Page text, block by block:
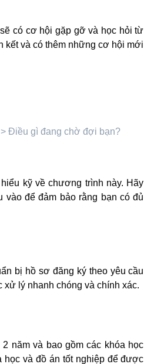
có cơ hội gặp gỡ và học hỏi từ
và có thêm những cơ hội mới
kỹ về chương trình này. Hãy
vào để đảm bảo rằng bạn có đủ
bị hồ sơ đăng ký theo yêu cầu
lý nhanh chóng và chính xác.
năm và bao gồm các khóa học
học và đồ án tốt nghiệp để được